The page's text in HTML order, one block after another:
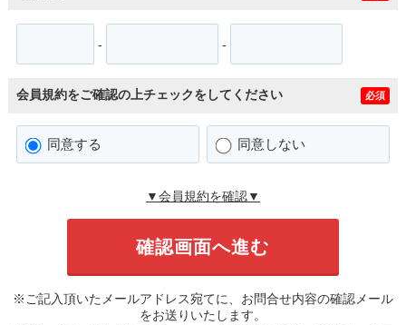
- -
会員規約をご確認の上チェックをしてください 必須
同意する 同意しない
▼会員規約を確認▼
※ご記入頂いたメールアドレス宛てに、お問合せ内容の確認メール
をお送りいたします。